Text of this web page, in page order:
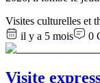
Visites culturelles et
il y a 5 mois
0
Visite